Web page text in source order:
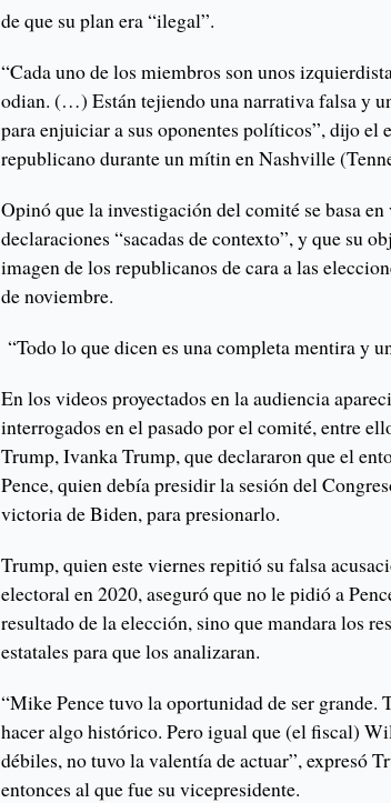
de que su plan era “ilegal”.
“Cada uno de los miembros son unos
odian. (…) Están tejiendo una narrativa falsa y
para enjuiciar a sus oponentes políticos”, dijo el
republicano durante un mítin en Nashville
Opinó que la investigación del comité se basa
declaraciones “sacadas de contexto”, y que su
imagen de los republicanos de cara a las
de noviembre.
“Todo lo que dicen es una completa mentira y
En los videos proyectados en la audiencia
interrogados en el pasado por el comité, entre
Trump, Ivanka Trump, que declararon que el
Pence, quien debía presidir la sesión del
victoria de Biden, para presionarlo.
Trump, quien este viernes repitió su falsa
electoral en 2020, aseguró que no le pidió a
resultado de la elección, sino que mandara los
estatales para que los analizaran.
“Mike Pence tuvo la oportunidad de ser grande.
hacer algo histórico. Pero igual que (el fiscal)
débiles, no tuvo la valentía de actuar”, expresó
entonces al que fue su vicepresidente.